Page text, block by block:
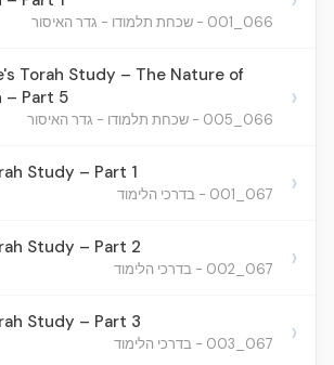
066_001 - שכחת תלמודו - גדר האיסור
Torah Study – The Nature of
– Part 5
066_005 - שכחת תלמודו - גדר האיסור
›
Study – Part 1
067_001 - בדרכי הלימוד ›
Study – Part 2
067_002 - בדרכי הלימוד ›
Study – Part 3
067_003 - בדרכי הלימוד ›